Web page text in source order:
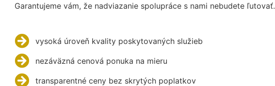
Garantujeme vám, že nadviazanie spolupráce s nami nebudete ľutovať.
vysoká úroveň kvality poskytovaných služieb
nezáväzná cenová ponuka na mieru
transparentné ceny bez skrytých poplatkov